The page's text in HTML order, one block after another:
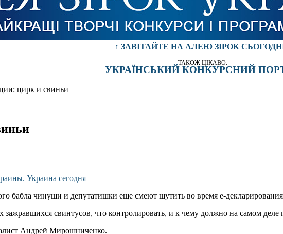
↑ ЗАВІТАЙТЕ НА АЛЕЮ ЗІРОК
ТАКОЖ ЦІКАВО:
УКРАЇНСЬКИЙ КОНКУРСНИЙ
цирк и свиньи
бабла чинуши и депутатишки еще смеют шутить во время е-
зажравшихся свинтусов, что контролировать, и к чему должно на самом
Андрей Мирошниченко.